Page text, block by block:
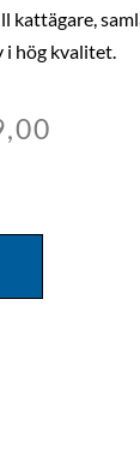
kattägare,
hög kvalitet.